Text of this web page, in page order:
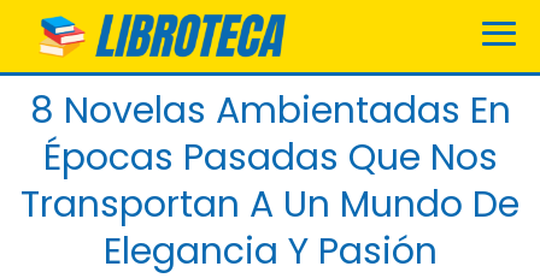
8 Novelas Ambientadas En
Épocas Pasadas Que Nos
Transportan A Un Mundo De
Elegancia Y Pasión